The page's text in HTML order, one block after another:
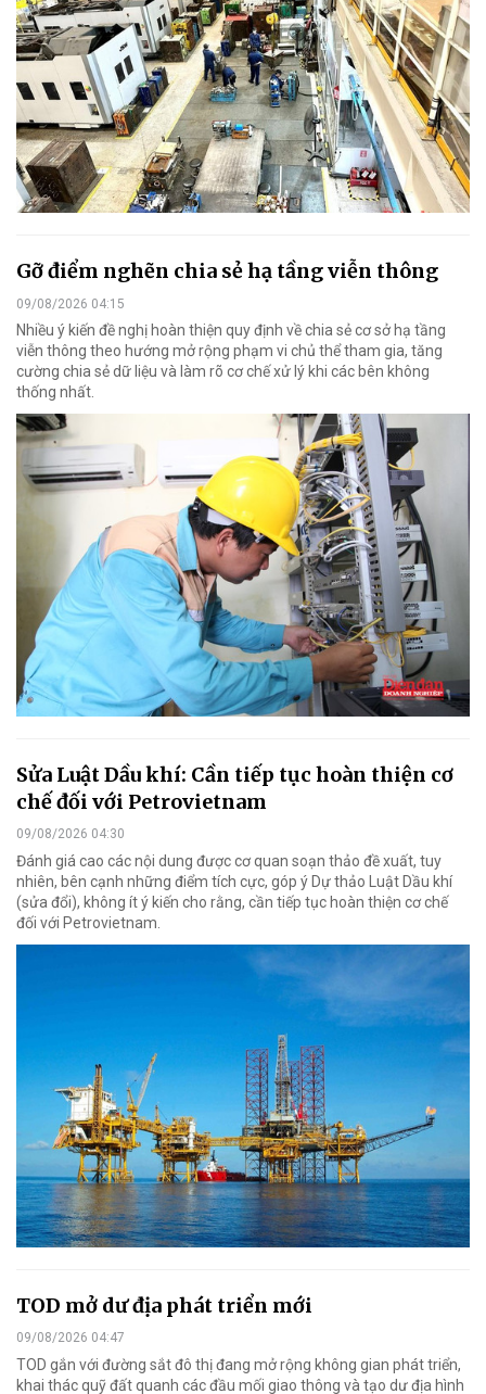
Gỡ điểm nghẽn chia sẻ hạ tầng viễn thông
09/08/2026 04:15
Nhiều ý kiến đề nghị hoàn thiện quy định về chia sẻ cơ sở hạ tầng
viễn thông theo hướng mở rộng phạm vi chủ thể tham gia, tăng
cường chia sẻ dữ liệu và làm rõ cơ chế xử lý khi các bên không
thống nhất.
Sửa Luật Dầu khí: Cần tiếp tục hoàn thiện cơ
chế đối với Petrovietnam
09/08/2026 04:30
Đánh giá cao các nội dung được cơ quan soạn thảo đề xuất, tuy
nhiên, bên cạnh những điểm tích cực, góp ý Dự thảo Luật Dầu khí
(sửa đổi), không ít ý kiến cho rằng, cần tiếp tục hoàn thiện cơ chế
đối với Petrovietnam.
TOD mở dư địa phát triển mới
09/08/2026 04:47
TOD gắn với đường sắt đô thị đang mở rộng không gian phát triển,
khai thác quỹ đất quanh các đầu mối giao thông và tạo dư địa hình